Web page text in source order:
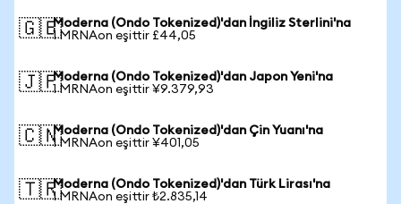
🇬🇧Moderna (Ondo Tokenized)'dan İngiliz Sterlini'na
1 MRNAon eşittir £44,05
🇯🇵Moderna (Ondo Tokenized)'dan Japon Yeni'na
1 MRNAon eşittir ¥9.379,93
🇨🇳Moderna (Ondo Tokenized)'dan Çin Yuanı'na
1 MRNAon eşittir ¥401,05
🇹🇷Moderna (Ondo Tokenized)'dan Türk Lirası'na
1 MRNAon eşittir ₺2.835,14